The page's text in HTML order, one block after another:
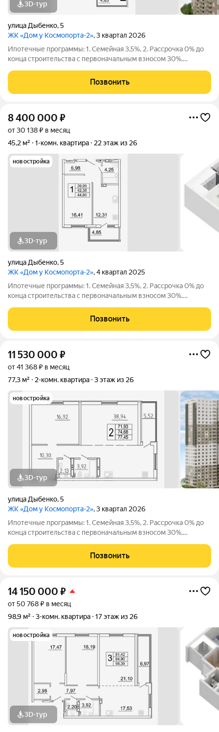
3D-тур
улица Дыбенко,5
ЖК «Дом у Космопорта-2», 3 квартал 2026
Ипотечные программы: 1. Семейная 3,5%, 2. Рассрочка 0% до
конца строительства с первоначальным взносом 30%.
комплексе «Дом у Космопорта 2»;. ЖК «Дом у Космопорта 2»
располагается в географическом
Позвонить
8 400 000 ₽
от 30 138 ₽ в месяц
45,2 м²
1-комн. квартира 22 этаж из 26
новостройка
3D-тур
улица Дыбенко,5
ЖК «Дом у Космопорта-2», 4 квартал 2025
Ипотечные программы: 1. Семейная 3,5%, 2. Рассрочка 0% до
конца строительства с первоначальным взносом 30%.
комплексе «Дом у Космопорта 2» ;. ЖК «Дом у Космопорта 2»
располагается в
Позвонить
11 530 000 ₽
от 41 368 ₽ в месяц
77,3 м²
2-комн. квартира 3 этаж из 26
новостройка
3D-тур
улица Дыбенко,5
ЖК «Дом у Космопорта-2», 3 квартал 2026
Ипотечные программы: 1. Семейная 3,5%, 2. Рассрочка 0% до
конца строительства с первоначальным взносом 30%.
комплексе «Дом у Космопорта 2»;. ЖК «Дом у Космопорта 2»
располагается в географическом
Позвонить
14 150 000 ₽
от 50 768 ₽ в месяц
98,9 м²
3-комн. квартира 17 этаж из 26
новостройка
3D-тур